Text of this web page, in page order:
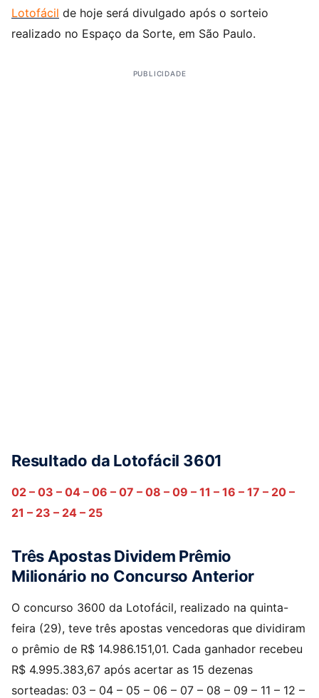
Lotofácil de hoje será divulgado após o sorteio
realizado no Espaço da Sorte, em São Paulo.
PUBLICIDADE
Resultado da Lotofácil 3601
02 – 03 – 04 – 06 – 07 – 08 – 09 – 11 – 16 – 17 – 20 –
21 – 23 – 24 – 25
Três Apostas Dividem Prêmio
Milionário no Concurso Anterior
O concurso 3600 da Lotofácil, realizado na quinta-
feira (29), teve três apostas vencedoras que dividiram
o prêmio de R$ 14.986.151,01. Cada ganhador recebeu
R$ 4.995.383,67 após acertar as 15 dezenas
sorteadas: 03 – 04 – 05 – 06 – 07 – 08 – 09 – 11 – 12 –